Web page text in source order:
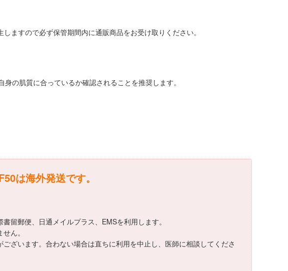
ますので必ず保管期間内に通販商品をお受け取りください。
の肌質に合っているか確認されることを推奨します。
は海外発送です。
留郵便、日通メイルプラス、EMSを利用します。
ん。
ざいます。合わない場合は直ちに利用を中止し、医師に相談してくださ